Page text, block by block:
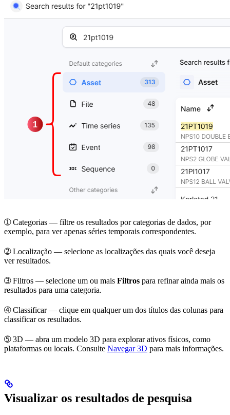
➀Categorias — filtre os resultados porcategorias de dados, por
exemplo, para ver apenas séries temporais correspondentes.
➁Localização — selecione as localizações das quais você deseja
ver resultados.
➂Filtros — selecione um ou mais Filtros para refinar ainda mais os
resultados para uma categoria.
➃Classificar— clique em qualquer um dos títulos das colunas para
classificar os resultados.
➄3D — abra um modelo 3D para explorar ativos físicos, como
plataformas ou locais. Consulte Navegar 3D para mais informações.
Visualizar os resultados de pesquisa